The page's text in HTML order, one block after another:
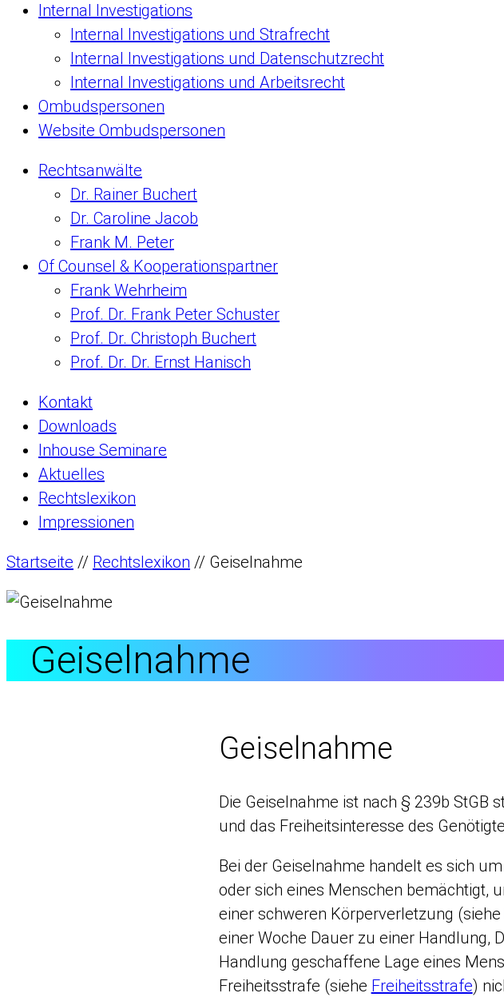
Internal Investigations
Internal Investigations und Strafrecht
Internal Investigations und Datenschutzrecht
Internal Investigations und Arbeitsrecht
Ombudspersonen
Website Ombudspersonen
Rechtsanwälte
Dr. Rainer Buchert
Dr. Caroline Jacob
Frank M. Peter
Of Counsel & Kooperationspartner
Frank Wehrheim
Prof. Dr. Frank Peter Schuster
Prof. Dr. Christoph Buchert
Prof. Dr. Dr. Ernst Hanisch
Kontakt
Downloads
Inhouse Seminare
Aktuelles
Rechtslexikon
Impressionen
Startseite // Rechtslexikon // Geiselnahme
Geiselnahme
Geiselnahme
Die Geiselnahme ist nach § 239b StGB
und das Freiheitsinteresse des
Bei der Geiselnahme handelt es sich
oder sich eines Menschen bemächtigt,
einer schweren Körperverletzung (siehe
einer Woche Dauer zu einer Handlung,
Handlung geschaffene Lage eines
Freiheitsstrafe (siehe Freiheitsstrafe)